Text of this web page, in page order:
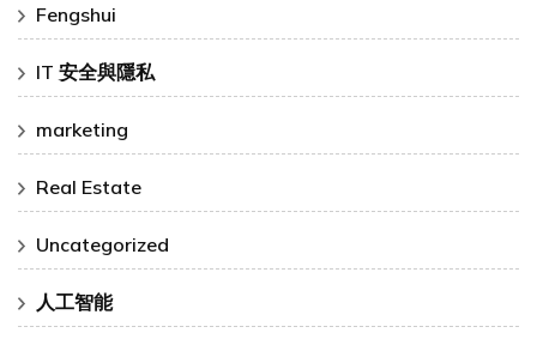
Fengshui
IT 安全與隱私
marketing
Real Estate
Uncategorized
人工智能